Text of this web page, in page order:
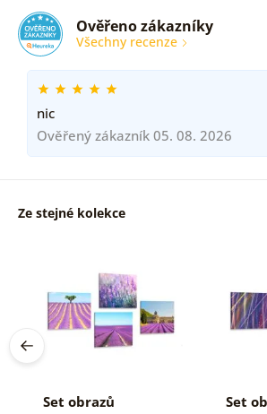
Ověřeno zákazníky
Všechny recenze
nic
Ověřený zákazník 05. 08. 2026
Ze stejné kolekce
Set obrazů
Set